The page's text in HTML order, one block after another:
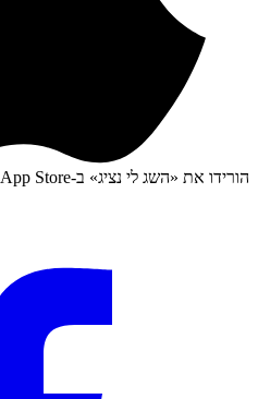
הורידו את «השג לי נציג» ב-App Store